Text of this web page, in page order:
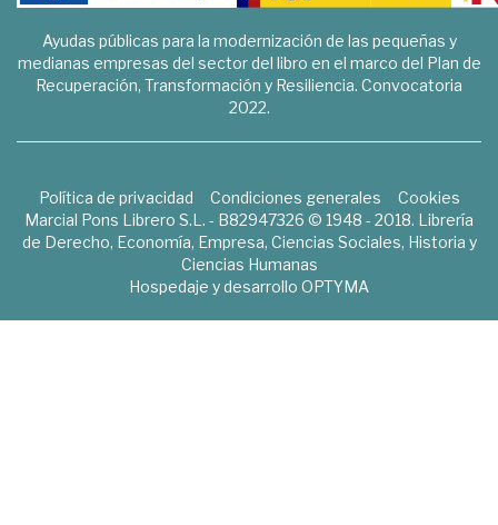
Ayudas públicas para la modernización de las pequeñas y
medianas empresas del sector del libro en el marco del Plan de
Recuperación, Transformación y Resiliencia. Convocatoria
2022.
Política de privacidad Condiciones generales
Cookies
Marcial Pons Librero S.L. - B82947326 © 1948 - 2018. Librería
de Derecho, Economía, Empresa, Ciencias Sociales, Historia y
Ciencias Humanas
Hospedaje y desarrollo OPTYMA